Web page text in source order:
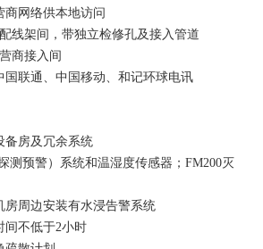
商网络供本地访问
线架间，带独立检修孔及接入管道
商接入间
国联通、中国移动、和记环球电讯
备房及冗余系统
测预警）系统和温湿度传感器；FM200灭
房周边安装有水浸告警系统
间不低于2小时